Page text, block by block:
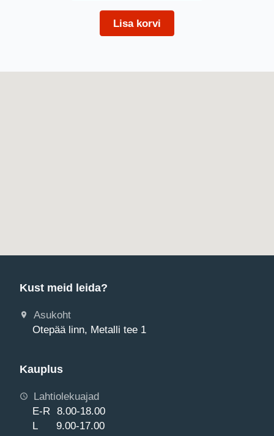
Lisa korvi
Kust meid leida?
Asukoht
Otepää linn, Metalli tee 1
Kauplus
Lahtiolekuajad
E-R 8.00-18.00
L 9.00-17.00